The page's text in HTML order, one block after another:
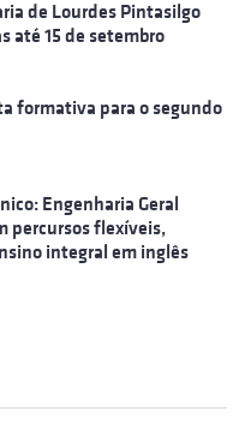
de Lourdes Pintasilgo
até 15 de setembro
formativa para o segundo
Engenharia Geral
percursos flexíveis,
integral em inglês